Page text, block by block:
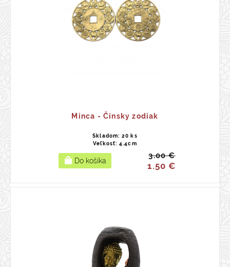
Minca - Čínsky zodiak
Skladom: 20 ks
Veľkosť: 4.4cm
3.00 €
1.50 €